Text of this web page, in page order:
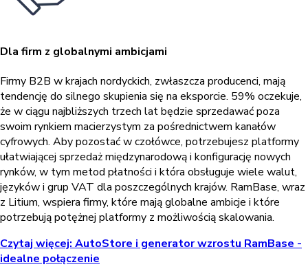
Dla firm z globalnymi ambicjami
Firmy B2B w krajach nordyckich, zwłaszcza producenci, mają
tendencję do silnego skupienia się na eksporcie. 59% oczekuje,
że w ciągu najbliższych trzech lat będzie sprzedawać poza
swoim rynkiem macierzystym za pośrednictwem kanałów
cyfrowych. Aby pozostać w czołówce, potrzebujesz platformy
ułatwiającej sprzedaż międzynarodową i konfigurację nowych
rynków, w tym metod płatności i która obsługuje wiele walut,
języków i grup VAT dla poszczególnych krajów. RamBase, wraz
z Litium, wspiera firmy, które mają globalne ambicje i które
potrzebują potężnej platformy z możliwością skalowania.
Czytaj więcej: AutoStore i generator wzrostu RamBase -
idealne połączenie